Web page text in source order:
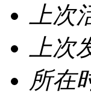
上次
上次
所在